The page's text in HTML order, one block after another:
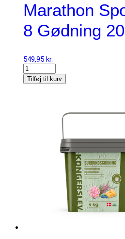
Marathon
8 Gødning
549,95 kr.
Tilføj til kurv